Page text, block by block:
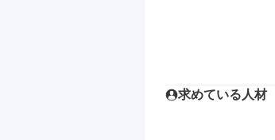
求めている人材